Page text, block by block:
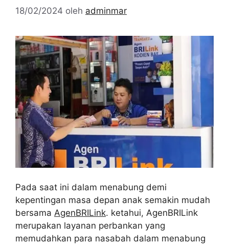
18/02/2024 oleh adminmar
Pada saat ini dalam menabung demi
kepentingan masa depan anak semakin mudah
bersama AgenBRILink. ketahui, AgenBRILink
merupakan layanan perbankan yang
memudahkan para nasabah dalam menabung